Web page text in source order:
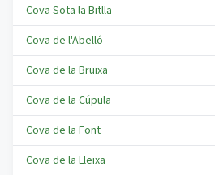
Cova Sota la Bitlla
Cova de l'Abelló
Cova de la Bruixa
Cova de la Cúpula
Cova de la Font
Cova de la Lleixa